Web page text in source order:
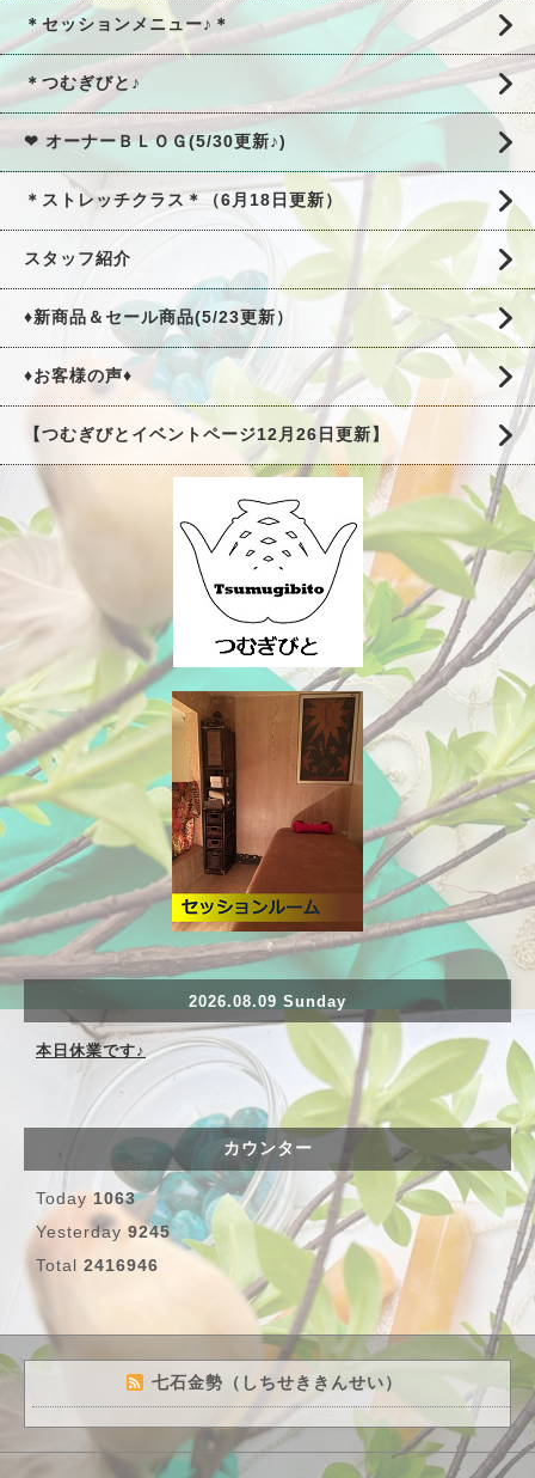
＊セッションメニュー♪＊
＊つむぎびと♪
❤ オーナーＢＬＯＧ(5/30更新♪)
＊ストレッチクラス＊（6月18日更新）
スタッフ紹介
♦新商品＆セール商品(5/23更新）
♦お客様の声♦
【つむぎびとイベントページ12月26日更新】
2026.08.09 Sunday
本日休業です♪
カウンター
Today 1063
Yesterday 9245
Total 2416946
七石金勢（しちせききんせい）